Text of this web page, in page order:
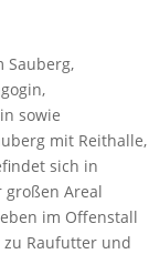
Sauberg,
sowie
mit Reithalle,
sich in
großen Areal
im Offenstall
Raufutter und